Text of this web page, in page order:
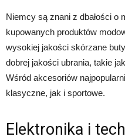
Niemcy są znani z dbałości o
kupowanych produktów
wysokiej jakości skórzane
dobrej jakości ubrania, takie
Wśród akcesoriów
klasyczne, jak i sportowe.
Elektronika i